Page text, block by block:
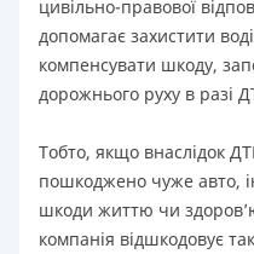
цивільно-правової
допомагає захистити
компенсувати шкоду,
дорожнього руху в разі
Тобто, якщо внаслідок
пошкоджено чуже авто,
шкоди життю чи
компанія відшкодовує